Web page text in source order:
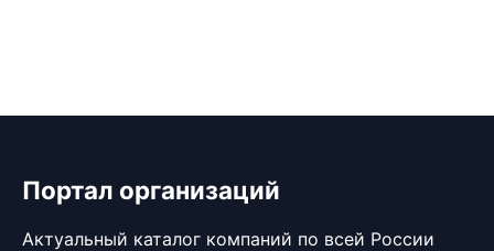
Портал организаций
Актуальный каталог компаний по всей России